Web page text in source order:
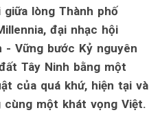
lòng Thành phố
đại nhạc hội
- Vững bước Kỷ nguyên
Tây Ninh bằng một
của quá khứ, hiện tại và
một khát vọng Việt.